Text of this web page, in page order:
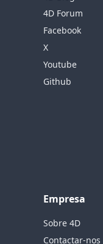
4D Forum
Facebook
X
Youtube
Github
Empresa
Sobre 4D
Contactar-nos